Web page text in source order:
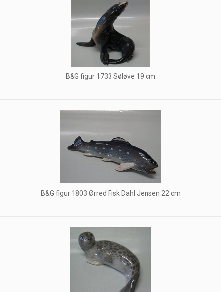
B&G figur 1733 Søløve 19 cm
B&G figur 1803 Ørred Fisk Dahl Jensen 22 cm